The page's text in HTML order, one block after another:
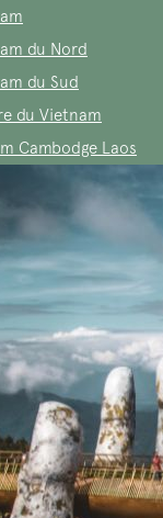
du Nord
du Sud
du Vietnam
Cambodge Laos
notamment
du fleuve Hau.
une
culturelle
d’apprécier,
fascinant de la
de Chau
en khmer),
de la frontière
la plus